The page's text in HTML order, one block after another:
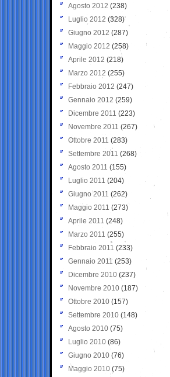
Agosto 2012 (238)
Luglio 2012 (328)
Giugno 2012 (287)
Maggio 2012 (258)
Aprile 2012 (218)
Marzo 2012 (255)
Febbraio 2012 (247)
Gennaio 2012 (259)
Dicembre 2011 (223)
Novembre 2011 (267)
Ottobre 2011 (283)
Settembre 2011 (268)
Agosto 2011 (155)
Luglio 2011 (204)
Giugno 2011 (262)
Maggio 2011 (273)
Aprile 2011 (248)
Marzo 2011 (255)
Febbraio 2011 (233)
Gennaio 2011 (253)
Dicembre 2010 (237)
Novembre 2010 (187)
Ottobre 2010 (157)
Settembre 2010 (148)
Agosto 2010 (75)
Luglio 2010 (86)
Giugno 2010 (76)
Maggio 2010 (75)